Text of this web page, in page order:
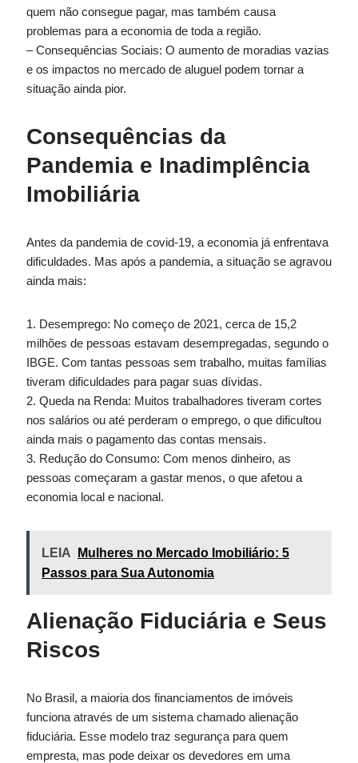
quem não consegue pagar, mas também causa
problemas para a economia de toda a região.
– Consequências Sociais: O aumento de moradias vazias
e os impactos no mercado de aluguel podem tornar a
situação ainda pior.
Consequências da
Pandemia e Inadimplência
Imobiliária
Antes da pandemia de covid-19, a economia já enfrentava
dificuldades. Mas após a pandemia, a situação se agravou
ainda mais:
1. Desemprego: No começo de 2021, cerca de 15,2
milhões de pessoas estavam desempregadas, segundo o
IBGE. Com tantas pessoas sem trabalho, muitas famílias
tiveram dificuldades para pagar suas dívidas.
2. Queda na Renda: Muitos trabalhadores tiveram cortes
nos salários ou até perderam o emprego, o que dificultou
ainda mais o pagamento das contas mensais.
3. Redução do Consumo: Com menos dinheiro, as
pessoas começaram a gastar menos, o que afetou a
economia local e nacional.
LEIA
Mulheres no Mercado Imobiliário: 5
Passos para Sua Autonomia
Alienação Fiduciária e Seus
Riscos
No Brasil, a maioria dos financiamentos de imóveis
funciona através de um sistema chamado alienação
fiduciária. Esse modelo traz segurança para quem
empresta, mas pode deixar os devedores em uma